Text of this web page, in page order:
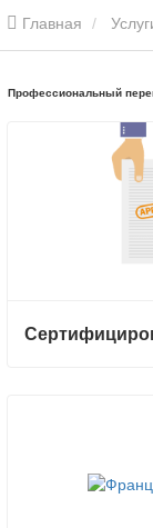
Главная
Профессиональный